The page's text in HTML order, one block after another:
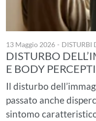
13 Maggio 2026 -
DISTURBO
E BODY
Il disturbo
passato anche
sintomo